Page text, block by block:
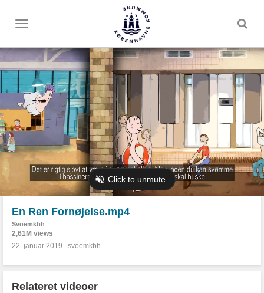
Toggle
En Ren Fornøjelse.mp4
Svoemkbh
2,61M views
22. januar 2019
svoemkbh
Relateret videoer